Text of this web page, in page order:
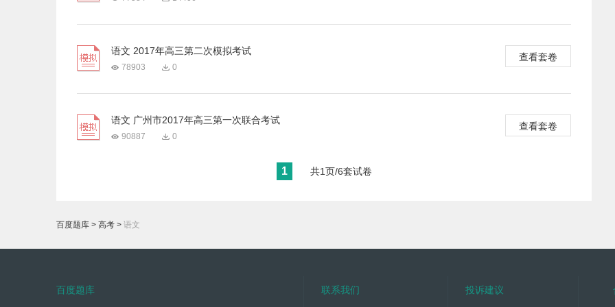
语文 2017年高三第二次模拟考试
78903 0
查看套卷
语文 广州市2017年高三第一次联合考试
90887 0
查看套卷
1 共1页/6套试卷
百度题库 > 高考 > 语文
百度题库
联系我们
投诉建议